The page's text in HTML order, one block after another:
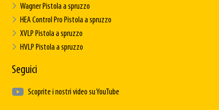
Wagner Pistola a spruzzo
HEA Control Pro Pistola a spruzzo
XVLP Pistola a spruzzo
HVLP Pistola a spruzzo
Seguici
Scoprite i nostri video su YouTube